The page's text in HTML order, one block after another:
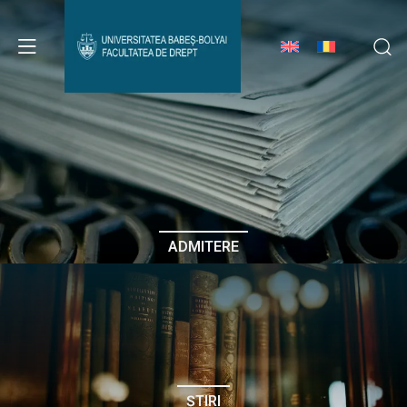
Avizier Studenți
Studii
Admitere
Erasmus & Internațional
Despre Facultate
ADMITERE
ȘTIRI